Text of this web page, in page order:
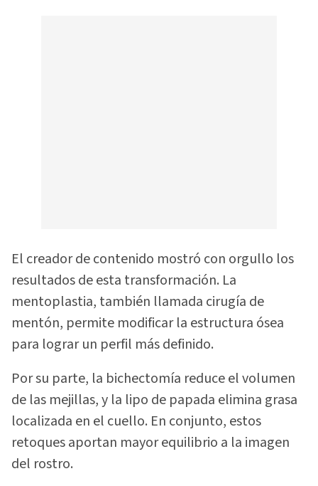
El creador de contenido mostró con orgullo los
resultados de esta transformación. La
mentoplastia, también llamada cirugía de
mentón, permite modificar la estructura ósea
para lograr un perfil más definido.
Por su parte, la bichectomía reduce el volumen
de las mejillas, y la lipo de papada elimina grasa
localizada en el cuello. En conjunto, estos
retoques aportan mayor equilibrio a la imagen
del rostro.